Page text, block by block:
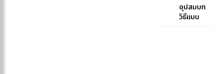
สมเด็จ
พระ
สังฆ
ปริณายก
มนต์
ฉบับภูมิพ
อุปสมบท
วิธีแบบ